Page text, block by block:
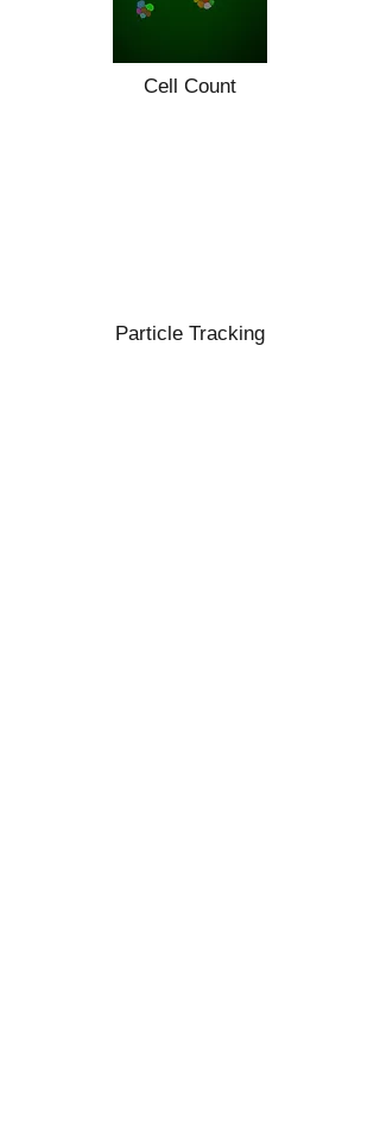
Cell Count
Particle Tracking